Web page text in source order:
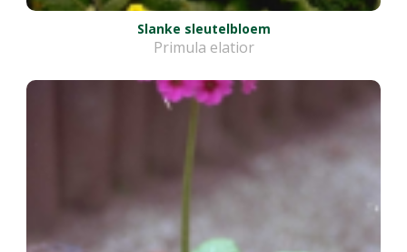
Slanke sleutelbloem
Primula elatior